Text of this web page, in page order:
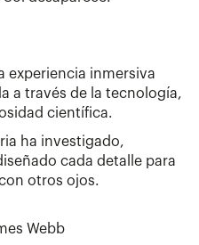
experiencia inmersiva
a través de la tecnología,
científica.
ha investigado,
cada detalle para
otros ojos.
Webb